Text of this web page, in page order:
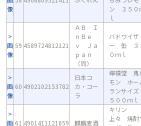
像
ン ３５０
ｌ
画
像
59 4589724812121
ＡＢ Ｉ
ｎＢｅ
ｖ Ｊａ
ｐａｎ
（同）
バドワイザ
ー 缶 ３
０ｍｌ
画
像
60 4902102153782
日本コ
カ・コー
ラ
檸檬堂 鬼
モン ホー
ランサイズ
５００ｍｌ
画 61 4901411121659 麒麟麦酒
キリン
上々 焼酎